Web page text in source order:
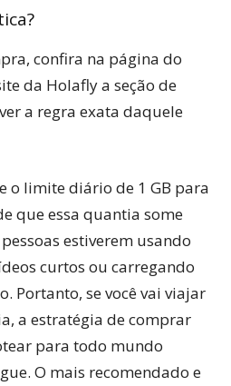
confira na página do
da Holafly a seção de
a regra exata daquele
o limite diário de 1 GB para
que essa quantia some
estiverem usando
curtos ou carregando
Portanto, se você vai viajar
a estratégia de comprar
para todo mundo
O mais recomendado e